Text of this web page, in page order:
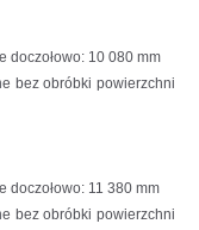
doczołowo: 10 080 mm
bez obróbki powierzchni
doczołowo: 11 380 mm
bez obróbki powierzchni